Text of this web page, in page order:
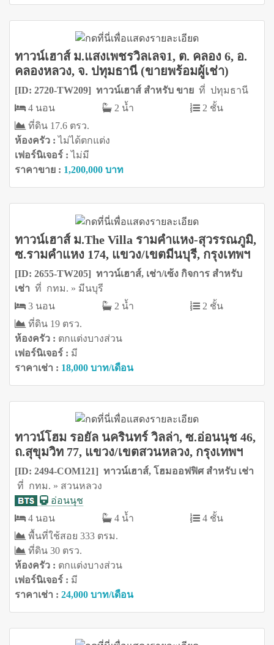
ทาวน์เฮาส์ ม.แสงเพชรวิลเลจ1, ต. คลอง 6, อ.
คลองหลวง, จ. ปทุมธานี (ขายพร้อมผู้เช่า)
[ID: 2720-TW209] ทาวน์เฮาส์ สำหรับ ขาย ที่ ปทุมธานี
4 นอน
2 น้ำ
2 ชั้น
ที่ดิน 17.6 ตรว.
ห้องครัว :ไม่ได้ตกแต่ง
เฟอร์นิเจอร์ :ไม่มี
ราคาขาย : 1,200,000 บาท
ทาวน์เฮาส์ ม.The Villa รามคำแหง-สุวรรณภูมิ,
ซ.รามคำแหง 174, แขวง/เขตมีนบุรี, กรุงเทพฯ
[ID: 2655-TW205] ทาวน์เฮาส์, เช่า/เซ้ง กิจการ สำหรับ
เช่า ที่ กทม. » มีนบุรี
3 นอน
2 น้ำ
2 ชั้น
ที่ดิน 19 ตรว.
ห้องครัว : ตกแต่งบางส่วน
เฟอร์นิเจอร์ : มี
ราคาเช่า : 18,000 บาท/เดือน
ทาวน์โฮม รอยัล นครินทร์ วิลล่า, ซ.อ่อนนุช 46,
ถ.สุขุมวิท 77, แขวง/เขตสวนหลวง, กรุงเทพฯ
[ID: 2494-COM121] ทาวน์เฮาส์, โฮมออฟฟิศ สำหรับ เช่า
ที่ กทม. » สวนหลวง
อ่อนนุช
4 นอน
4 น้ำ
4 ชั้น
พื้นที่ใช้สอย 333 ตรม.
ที่ดิน 30 ตรว.
ห้องครัว : ตกแต่งบางส่วน
เฟอร์นิเจอร์ : มี
ราคาเช่า : 24,000 บาท/เดือน